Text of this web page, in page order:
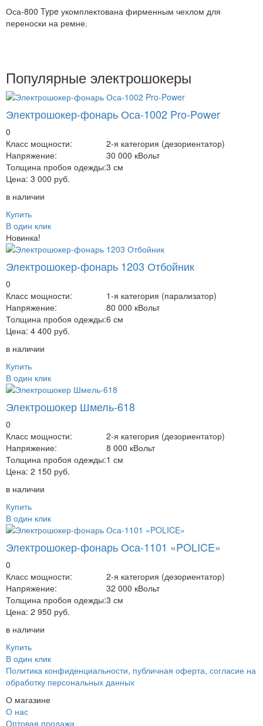
Оса-800 Type укомплектована фирменным чехлом для
переноски на ремне.
Популярные электрошокеры
Электрошокер-фонарь Оса-1002 Pro-Power
0
Класс мощности:
2-я категория (дезориентатор)
Напряжение:
30 000 кВольт
Толщина пробоя одежды:3 см
Цена: 3 000 руб.
в наличии
Купить
В один клик
Новинка!
Электрошокер-фонарь 1203 Отбойник
0
Класс мощности:
1-я категория (парализатор)
Напряжение:
80 000 кВольт
Толщина пробоя одежды:6 см
Цена: 4 400 руб.
в наличии
Купить
В один клик
Электрошокер Шмель-618
0
Класс мощности:
2-я категория (дезориентатор)
Напряжение:
8 000 кВольт
Толщина пробоя одежды:1 см
Цена: 2 150 руб.
в наличии
Купить
В один клик
Электрошокер-фонарь Оса-1101 «POLICE»
0
Класс мощности:
2-я категория (дезориентатор)
Напряжение:
32 000 кВольт
Толщина пробоя одежды:3 см
Цена: 2 950 руб.
в наличии
Купить
В один клик
Политика конфиденциальности, публичная оферта, согласие на
обработку персональных данных
О магазине
О нас
Оптовая продажа